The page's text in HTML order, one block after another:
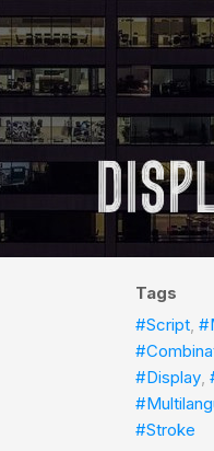
Tags
#Script,
#Display,
#Stroke